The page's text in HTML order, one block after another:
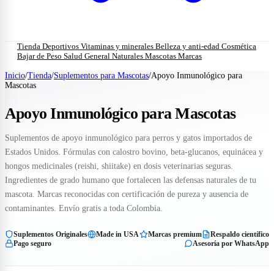
Tienda Deportivos Vitaminas y minerales Belleza y anti-edad Cosmética
Bajar de Peso Salud General Naturales Mascotas Marcas
Inicio/Tienda/Suplementos para Mascotas/Apoyo Inmunológico para
Mascotas
Apoyo Inmunológico para Mascotas
Suplementos de apoyo inmunológico para perros y gatos importados de
Estados Unidos. Fórmulas con calostro bovino, beta-glucanos, equinácea y
hongos medicinales (reishi, shiitake) en dosis veterinarias seguras.
Ingredientes de grado humano que fortalecen las defensas naturales de tu
mascota. Marcas reconocidas con certificación de pureza y ausencia de
contaminantes. Envío gratis a toda Colombia.
Suplementos Originales Made in USA Marcas premium
Respaldo científico
Pago seguro
Asesoría por WhatsApp